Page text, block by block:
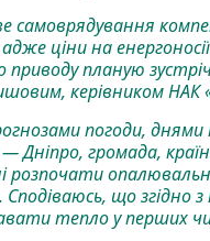
самоврядування
ціни на
приводу планую
керівником НАК
погоди,
— Дніпро, громада,
розпочати
Сподіваюсь, що згідно
тепло у перших